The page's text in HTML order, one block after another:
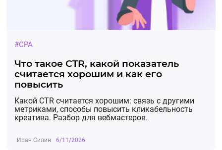
#CPA
Что такое CTR, какой показатель
считается хорошим и как его
повысить
Какой CTR считается хорошим: связь с другими
метриками, способы повысить кликабельность
креатива. Разбор для вебмастеров.
Иван Силин 6/11/2026